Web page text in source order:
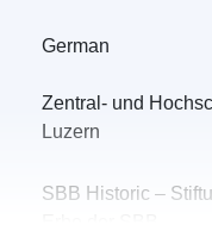
German
Zentral- und
Luzern
SBB Historic –